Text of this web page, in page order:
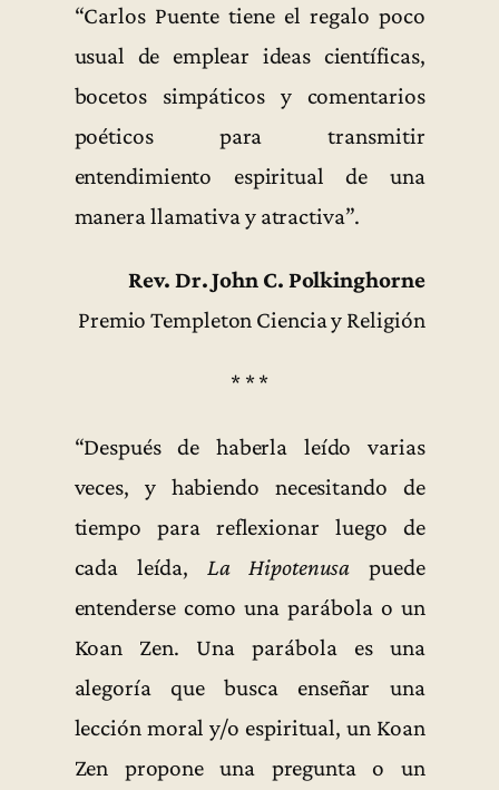
“Carlos Puente tiene el regalo poco
usual de emplear ideas científicas,
bocetos simpáticos y comentarios
poéticos para transmitir
entendimiento espiritual de una
manera llamativa y atractiva”.
Rev. Dr. John C. Polkinghorne
Premio Templeton Ciencia y Religión
* * *
“Después de haberla leído varias
veces, y habiendo necesitando de
tiempo para reflexionar luego de
cada leída, La Hipotenusa puede
entenderse como una parábola o un
Koan Zen. Una parábola es una
alegoría que busca enseñar una
lección moral y/o espiritual, un Koan
Zen propone una pregunta o un